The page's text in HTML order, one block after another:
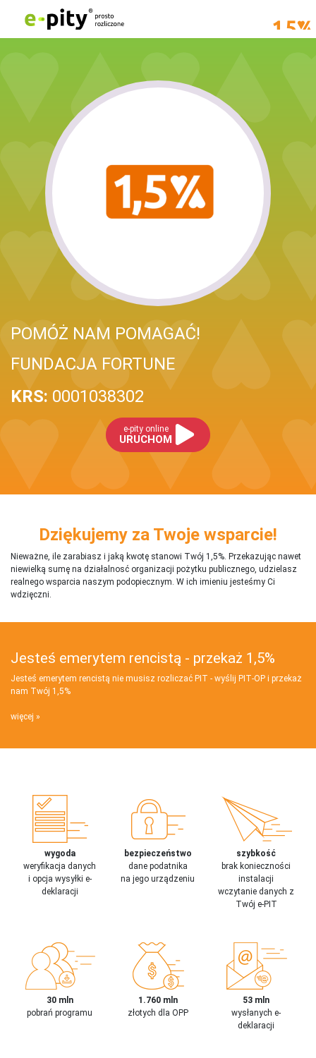
POMÓŻ NAM POMAGAĆ!
FUNDACJA FORTUNE
KRS: 0001038302
e-pity online
URUCHOM
Dziękujemy za Twoje wsparcie!
Nieważne, ile zarabiasz i jaką kwotę stanowi Twój 1,5%. Przekazując nawet
niewielką sumę na działalnosć organizacji pożytku publicznego, udzielasz
realnego wsparcia naszym podopiecznym. W ich imieniu jesteśmy Ci
wdzięczni.
Jesteś emerytem rencistą - przekaż 1,5%
Jesteś emerytem rencistą nie musisz rozliczać PIT - wyślij PIT‑OP i przekaż
nam Twój 1,5%
więcej
wygoda
weryfikacja danych
i opcja wysyłki e-
deklaracji
bezpieczeństwo
dane podatnika
na jego urządzeniu
szybkość
brak konieczności
instalacji
wczytanie danych z
Twój e-PIT
30 mln
pobrań programu
1.760 mln
złotych dla OPP
53 mln
wysłanych e-
deklaracji